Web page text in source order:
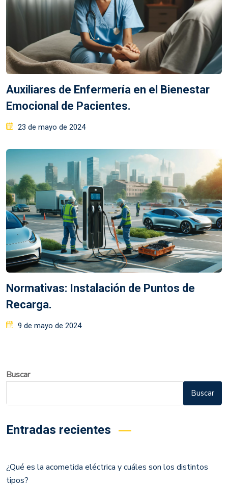
Auxiliares de Enfermería en el Bienestar
Emocional de Pacientes.
23 de mayo de 2024
Normativas: Instalación de Puntos de
Recarga.
9 de mayo de 2024
Buscar
Buscar
Entradas recientes
¿Qué es la acometida eléctrica y cuáles son los distintos
tipos?